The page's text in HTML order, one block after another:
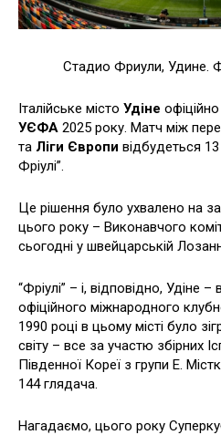
Стадио Фриули, Удине.
Італійське місто Удіне
УЄФА 2025 року. Матч між
та Ліги Європи відбудеться
Фріулі”.
Це рішення було ухвалено на
цього року – Виконавчого
сьогодні у швейцарській
“Фріулі” – і, відповідно, Удіне
офіційного міжнародного
1990 році в цьому місті було
світу – все за участю збірних
Південної Кореї з групи Е.
144 глядача.
Нагадаємо, цього року